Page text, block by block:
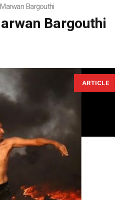
Marwan Bargouthi
Bargouthi
ARTICLE